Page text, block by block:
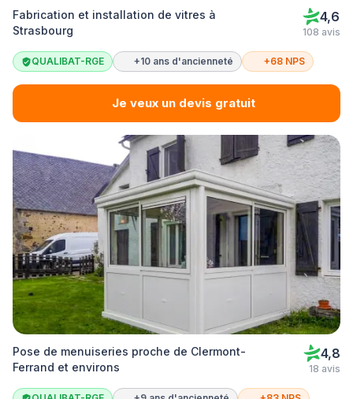
Fabrication et installation de vitres à
Strasbourg
4,6
108 avis
QUALIBAT-RGE +10 ans d'ancienneté +68 NPS
Je veux un devis gratuit
Pose de menuiseries proche de Clermont-
Ferrand et environs
4,8
18 avis